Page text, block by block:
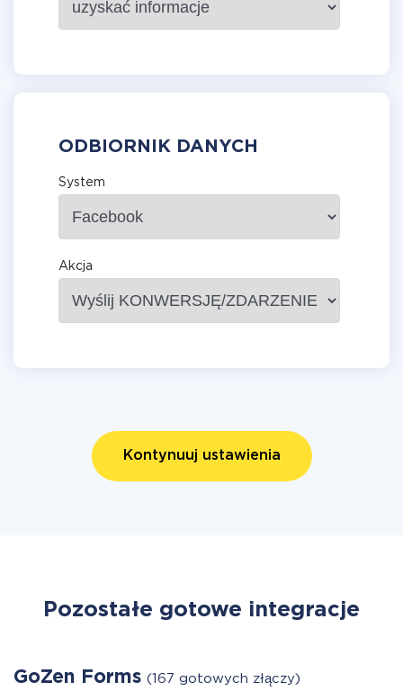
ODBIORNIK DANYCH
System
Akcja
Kontynuuj ustawienia
Pozostałe gotowe integracje
GoZen Forms (167 gotowych złączy)